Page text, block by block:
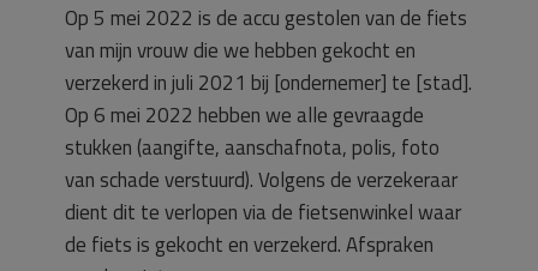
Op 5 mei 2022 is de accu gestolen van de fiets
van mijn vrouw die we hebben gekocht en
verzekerd in juli 2021 bij [ondernemer] te [stad].
Op 6 mei 2022 hebben we alle gevraagde
stukken (aangifte, aanschafnota, polis, foto
van schade verstuurd). Volgens de verzekeraar
dient dit te verlopen via de fietsenwinkel waar
de fiets is gekocht en verzekerd. Afspraken